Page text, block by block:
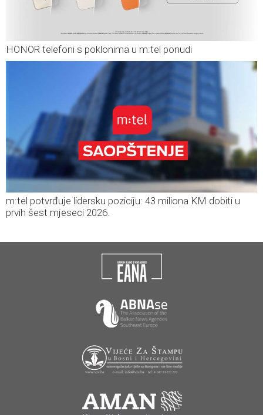
HONOR telefoni s poklonima u m:tel ponudi
m:tel potvrđuje lidersku poziciju: 43 miliona KM dobiti u
prvih šest mjeseci 2026.